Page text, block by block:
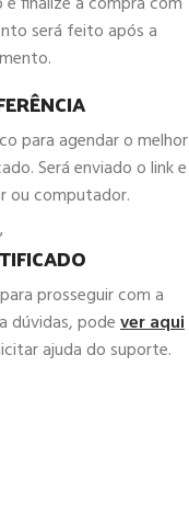
será feito após a
para agendar o melhor
Será enviado o link e
ou computador.
prosseguir com a
dúvidas, podever aqui
ajuda do suporte.